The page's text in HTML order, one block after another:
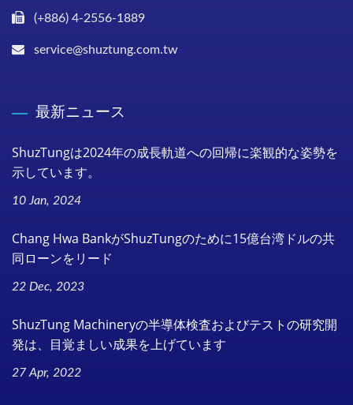
(+886) 4-2556-1889
service@shuztung.com.tw
最新ニュース
ShuzTungは2024年の成長軌道への回帰に楽観的な姿勢を
示しています。
10 Jan, 2024
Chang Hwa BankがShuzTungのために15億台湾ドルの共
同ローンをリード
22 Dec, 2023
ShuzTung Machineryの半導体検査およびテストの研究開
発は、目覚ましい成果を上げています
27 Apr, 2022